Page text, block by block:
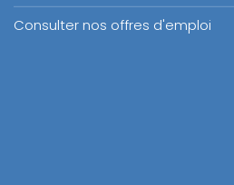
Consulter nos offres d'emploi